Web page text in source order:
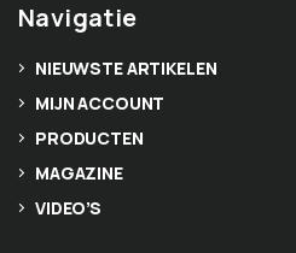
Navigatie
NIEUWSTE ARTIKELEN
MIJN ACCOUNT
PRODUCTEN
MAGAZINE
VIDEO’S